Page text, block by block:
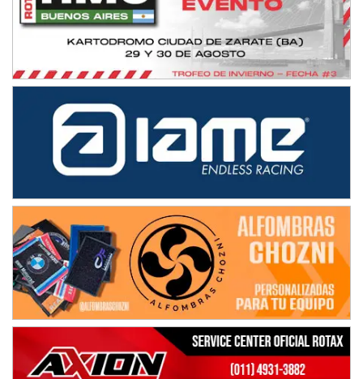
Ciudad de Avellaneda (Asfalto)
Avellaneda (Santa Fe)
SUR SANTAFESINO - F4
Rufino (Santa Fe)
TUCUMANO - F5
Juan Navarro (Asfalto)
El Timbó (Tucumán)